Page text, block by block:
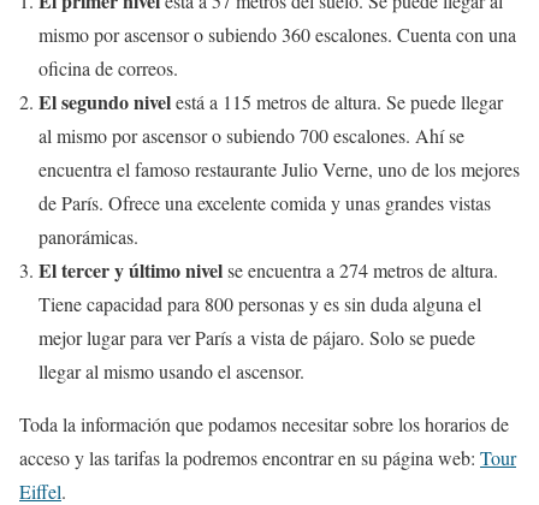
mismo por ascensor o subiendo 360 escalones. Cuenta con una
oficina de correos.
El segundo nivelestá a 115 metros de altura. Se puede llegar
al mismo por ascensor o subiendo 700 escalones. Ahí se
encuentra el famoso restaurante Julio Verne, uno de los mejores
de París. Ofrece una excelente comida y unas grandes vistas
panorámicas.
El tercer y último nivelse encuentra a 274 metros de altura.
Tiene capacidad para 800 personas y es sin duda alguna el
mejor lugar para ver París a vista de pájaro. Solo se puede
llegar al mismo usando el ascensor.
Toda la información que podamos necesitar sobre los horarios de
acceso y las tarifas la podremos encontrar en su página web: Tour
Eiffel.